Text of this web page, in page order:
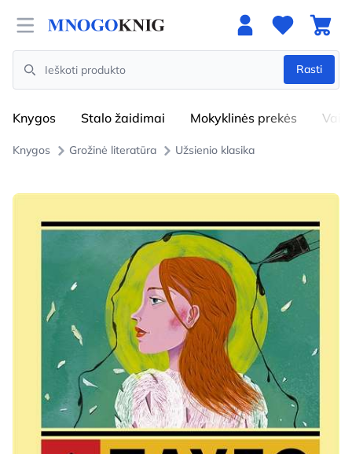
Open menu
Search
Rasti
Knygos Stalo žaidimai Mokyklinės prekės
Knygos Grožinė literatūra Užsienio klasika